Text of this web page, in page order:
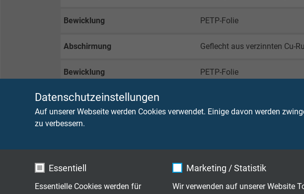
Datenschutzeinstellungen
Auf unserer Webseite werden Cookies verwendet. Einige davon werden
zu verbessern.
Essentiell
Essentielle Cookies werden für
Marketing / Statistik
Wir verwenden auf unserer Website
Bewicklung PETP-Folie
Abschirmung Geflecht aus verzinnten Cu-
Bewicklung PETP-Folie
Mantelmaterial
Mantelfarbe
TECHNISCHE DATEN